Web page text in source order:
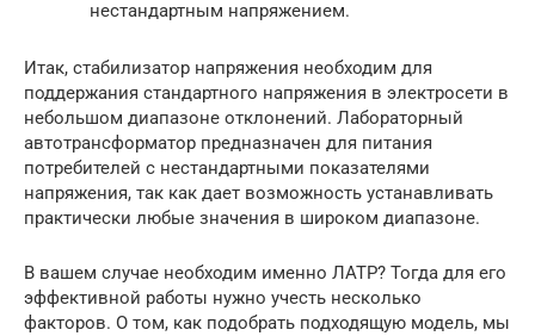
нестандартным напряжением.
Итак, стабилизатор напряжения необходим для
поддержания стандартного напряжения в электросети в
небольшом диапазоне отклонений. Лабораторный
автотрансформатор предназначен для питания
потребителей с нестандартными показателями
напряжения, так как дает возможность устанавливать
практически любые значения в широком диапазоне.
В вашем случае необходим именно ЛАТР? Тогда для его
эффективной работы нужно учесть несколько
факторов. О том, как подобрать подходящую модель, мы